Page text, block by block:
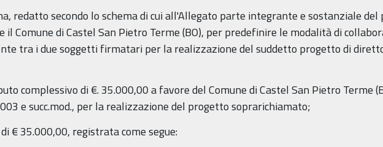
redatto secondo lo schema di cui all'Allegato parte integrante e sostanziale del
Comune di Castel San Pietro Terme (BO), per predefinire le modalità di
tra i due soggetti firmatari per la realizzazione del suddetto progetto di
complessivo di €. 35.000,00 a favore del Comune di Castel San Pietro Terme
e succ.mod., per la realizzazione del progetto soprarichiamato;
€ 35.000,00, registrata come segue: